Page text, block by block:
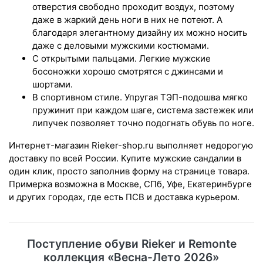
отверстия свободно проходит воздух, поэтому
даже в жаркий день ноги в них не потеют. А
благодаря элегантному дизайну их можно носить
даже с деловыми мужскими костюмами.
С открытыми пальцами. Легкие мужские
босоножки хорошо смотрятся с джинсами и
шортами.
В спортивном стиле. Упругая ТЭП-подошва мягко
пружинит при каждом шаге, система застежек или
липучек позволяет точно подогнать обувь по ноге.
Интернет-магазин Rieker-shop.ru выполняет недорогую
доставку по всей России. Купите мужские сандалии в
один клик, просто заполнив форму на странице товара.
Примерка возможна в Москве, СПб, Уфе, Екатеринбурге
и других городах, где есть ПСВ и доставка курьером.
Поступление обуви Rieker и Remonte
коллекция «Весна-Лето 2026»